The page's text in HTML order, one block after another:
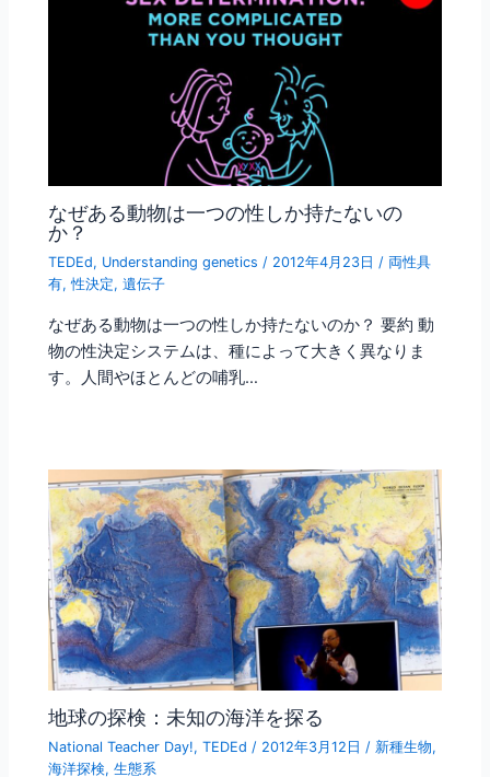
なぜある動物は一つの性しか持たないの
か？
TEDEd, Understanding genetics / 2012年4月23日/両性具
有,性決定,遺伝子
なぜある動物は一つの性しか持たないのか？ 要約 動
物の性決定システムは、種によって大きく異なりま
す。人間やほとんどの哺乳…
地球の探検：未知の海洋を探る
National Teacher Day!,TEDEd / 2012年3月12日 / 新種生物,
海洋探検,生態系